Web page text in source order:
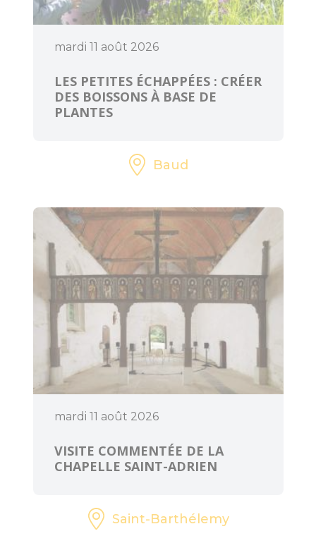
Art et Culture
mardi 11 août 2026
LES PETITES ÉCHAPPÉES : CRÉER
DES BOISSONS À BASE DE
PLANTES
Baud
mardi 11 août 2026
VISITE COMMENTÉE DE LA
CHAPELLE SAINT-ADRIEN
Saint-Barthélemy